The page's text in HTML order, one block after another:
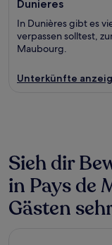
Dunieres
In Dunières gibt es
verpassen solltest,
Maubourg.
Unterkünfte
Sieh dir
in Pays de
Gästen